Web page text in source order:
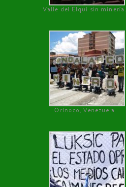
Valle del Elqui sin minería.
Orinoco, Venezuela